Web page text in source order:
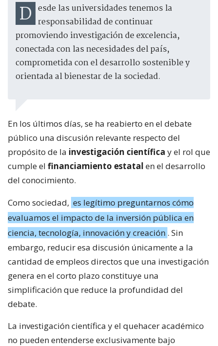
Desde las universidades tenemos la responsabilidad de continuar
promoviendo investigación de excelencia,
conectada con las necesidades del país,
comprometida con el desarrollo sostenible y
orientada al bienestar de la sociedad.
En los últimos días, se ha reabierto en el debate
público una discusión relevante respecto del
propósito de la investigación científica y el rol que
cumple el financiamiento estatal en el desarrollo
del conocimiento.
Como sociedad, es legítimo preguntarnos cómo
evaluamos el impacto de la inversión pública en
ciencia, tecnología, innovación y creación . Sin
embargo, reducir esa discusión únicamente a la
cantidad de empleos directos que una investigación
genera en el corto plazo constituye una
simplificación que reduce la profundidad del
debate.
La investigación científica y el quehacer académico
no pueden entenderse exclusivamente bajo